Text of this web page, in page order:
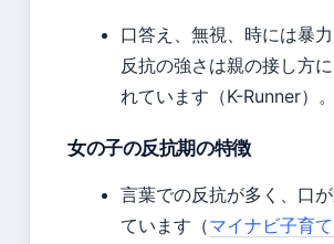
口答え、無視、時には暴
反抗の強さは親の接し方
れています（K-Runner）。
女の子の反抗期の特徴
言葉での反抗が多く、口
ています（マイナビ子育